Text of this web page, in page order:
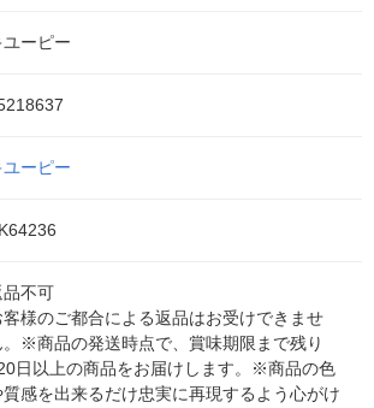
ユーピー
ユーピー
品不可
客様のご都合による返品はお受けできませ
。※商品の発送時点で、賞味期限まで残り
日以上の商品をお届けします。※商品の色
質感を出来るだけ忠実に再現するよう心がけ